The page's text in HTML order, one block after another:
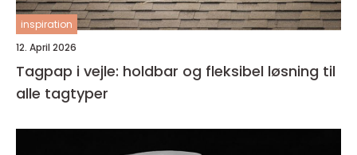
inspiration
12. April 2026
Tagpap i vejle: holdbar og fleksibel løsning til
alle tagtyper